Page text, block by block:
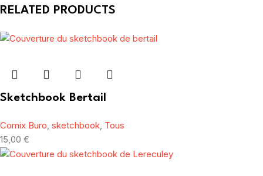
RELATED PRODUCTS
Sketchbook Bertail
Comix Buro sketchbook Tous
15,00 €